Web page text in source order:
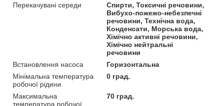
Перекачувані середи
Спирти, Токсичні речовини,
Вибухо-пожежо-небезпечні
речовини, Технічна вода,
Конденсати, Морська вода,
Хімічно активні речовини,
Хімічно нейтральні
речовини
Встановлення насоса
Горизонтальна
Мінімальна температура
робочої рідини
0 град.
Максимальна
температура робочої
70 град.